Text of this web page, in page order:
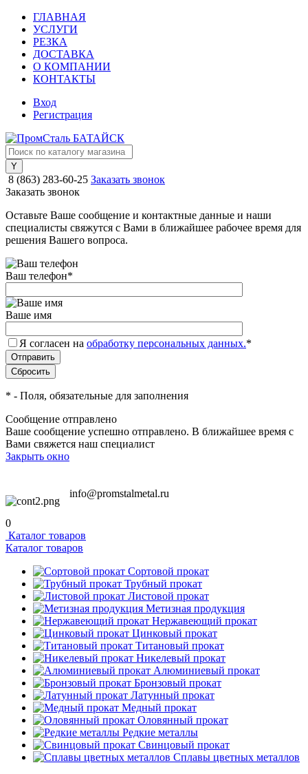
ГЛАВНАЯ
УСЛУГИ
РЕЗКА
ДОСТАВКА
О КОМПАНИИ
КОНТАКТЫ
Вход
Регистрация
8 (863) 283-60-25 Заказать звонок
Заказать звонок
Оставьте Ваше сообщение и контактные данные и наши
специалисты свяжутся с Вами в ближайшее рабочее время для
решения Вашего вопроса.
Ваш телефон*
Ваше имя
Я согласен на обработку персональных данных.*
* - Поля, обязательные для заполнения
Сообщение отправлено
Ваше сообщение успешно отправлено. В ближайшее время с
Вами свяжется наш специалист
Закрыть окно
info@promstalmetal.ru
0
Каталог товаров
Каталог товаров
Сортовой прокат
Трубный прокат
Листовой прокат
Метизная продукция
Нержавеющий прокат
Цинковый прокат
Титановый прокат
Никелевый прокат
Алюминиевый прокат
Бронзовый прокат
Латунный прокат
Медный прокат
Оловянный прокат
Редкие металлы
Свинцовый прокат
Сплавы цветных металлов